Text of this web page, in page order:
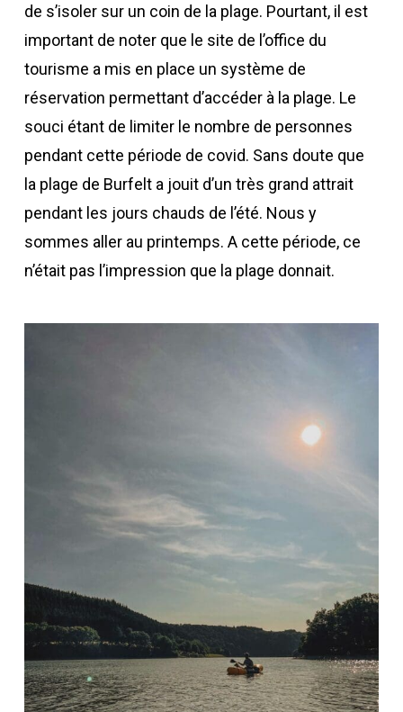
de s’isoler sur un coin de la plage. Pourtant, il est
important de noter que le site de l’office du
tourisme a mis en place un système de
réservation permettant d’accéder à la plage. Le
souci étant de limiter le nombre de personnes
pendant cette période de covid. Sans doute que
la plage de Burfelt a jouit d’un très grand attrait
pendant les jours chauds de l’été. Nous y
sommes aller au printemps. A cette période, ce
n’était pas l’impression que la plage donnait.